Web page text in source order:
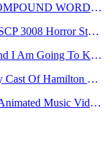
Can You Guess The WORD From Emojii COMPOUND WORD EMOJII CHALLENGE 90 PEOPLE FAIL Guess Mp3
NEVER Stay At IKEA Overnight Animated SCP 3008 Horror Story Mp3
My Name Is Simon I Am Hell S Mortician And I Am Going To Kill God Creepypasta Mp3
Ten Duel Commandments Original Broadway Cast Of Hamilton Lyrics Mp3
Why Did I Say Okie Doki Minecraft DDLC Animated Music Video Song By The Stupendium Mp3